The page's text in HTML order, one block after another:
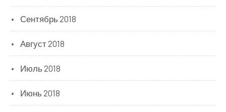
Сентябрь 2018
Август 2018
Июль 2018
Июнь 2018